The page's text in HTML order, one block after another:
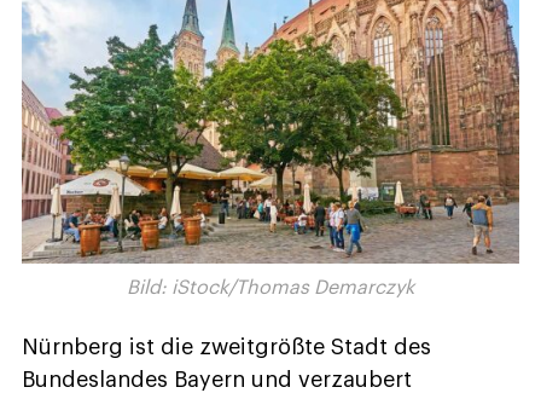
Bild: iStock/Thomas Demarczyk
Nürnberg ist die zweitgrößte Stadt des
Bundeslandes Bayern und verzaubert